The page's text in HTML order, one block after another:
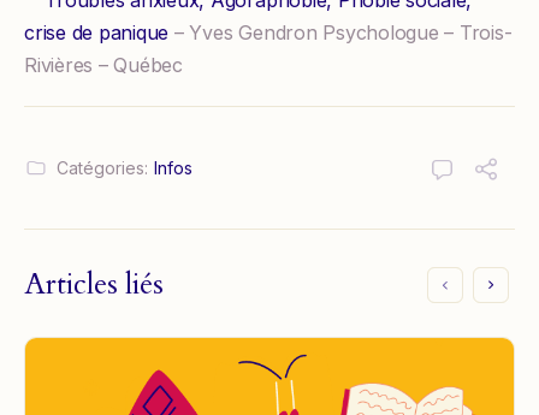
crise de panique – Yves Gendron Psychologue – Trois-
Rivières – Québec
Catégories: Infos
Articles liés